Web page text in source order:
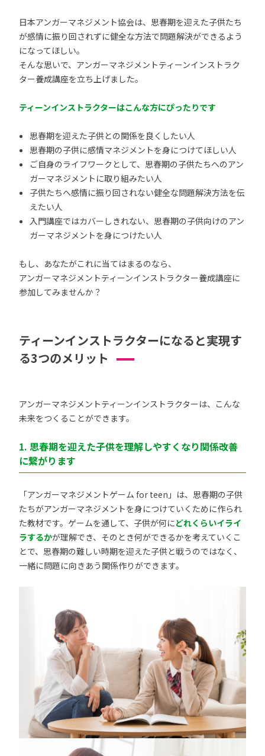
日本アンガーマネジメント協会は、思春期を迎えた子供たち
が感情に振り回されずに健全な方法で問題解決ができるよう
になってほしい。
そんな思いで、アンガーマネジメントティーンインストラク
ター養成講座を立ち上げました。
ティーンインストラクターはこんな方にぴったりです
思春期を迎えた子供との関係を良くしたい人
思春期の子供に感情マネジメントを身につけてほしい人
ご自身のライフワークとして、思春期の子供たちへのアン
ガーマネジメントに取り組みたい人
子供たちへ感情に振り回されない健全な問題解決方法を伝
えたい人
入門講座ではカバーしきれない、思春期の子供向けのアン
ガーマネジメントを身につけたい人
もし、あなたがこれに当てはまるのなら、
アンガーマネジメントティーンインストラクター養成講座に
参加してみませんか？
ティーンインストラクターになると実現す
る3つのメリット
アンガーマネジメントティーンインストラクターは、こんな
未来をつくることができます。
1. 思春期を迎えた子供を理解しやすくなり関係改善
に繋がります
「アンガーマネジメントゲーム for teen」は、思春期の子供
たちがアンガーマネジメントを身につけていくために作られ
た教材です。ゲームを通して、子供が何にどれくらいイライ
ラするかが理解でき、そのとき何ができるかを考えていくこ
とで、思春期の難しい時期を迎えた子供と戦うのではなく、
一緒に問題に向きあう関係作りができます。